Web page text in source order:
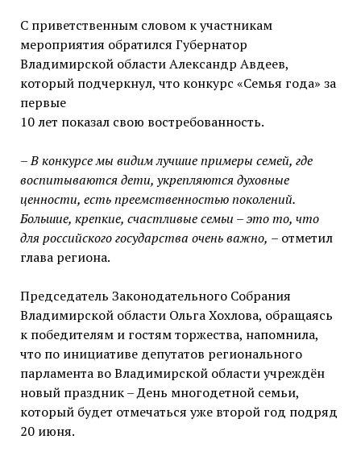
С приветственным словом к участникам
мероприятия обратился Губернатор
Владимирской области Александр Авдеев,
который подчеркнул, что конкурс «Семья года» за
первые
10 лет показал свою востребованность.
– В конкурсе мы видим лучшие примеры семей, где
воспитываются дети, укрепляются духовные
ценности, есть преемственностью поколений.
Большие, крепкие, счастливые семьи – это то, что
для российского государства очень важно, – отметил
глава региона.
Председатель Законодательного Собрания
Владимирской области Ольга Хохлова, обращаясь
к победителям и гостям торжества, напомнила,
что по инициативе депутатов регионального
парламента во Владимирской области учреждён
новый праздник – День многодетной семьи,
который будет отмечаться уже второй год подряд
20 июня.